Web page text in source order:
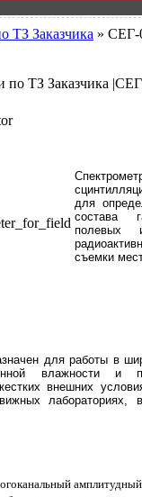
ТЗ Заказчика »
по ТЗ Заказчика
для
состава
полевых
съемки
для работы в
влажности и
внешних
лабораториях,